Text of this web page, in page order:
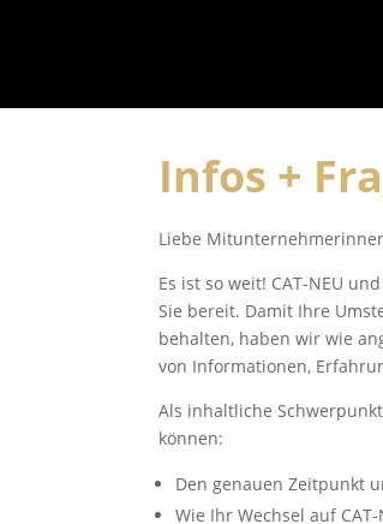
Infos +
Liebe
Es ist so weit! CAT-NEU
Sie bereit. Damit Ihre
behalten, haben wir wie
von Informationen,
Als inhaltliche
können:
Den genauen Zeitpunkt
Wie Ihr Wechsel auf